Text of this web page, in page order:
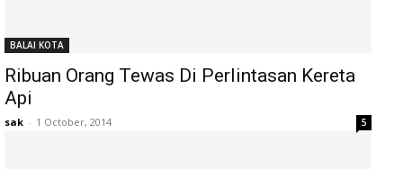
BALAI KOTA
Ribuan Orang Tewas Di Perlintasan Kereta
Api
sak - 1 October, 2014 5